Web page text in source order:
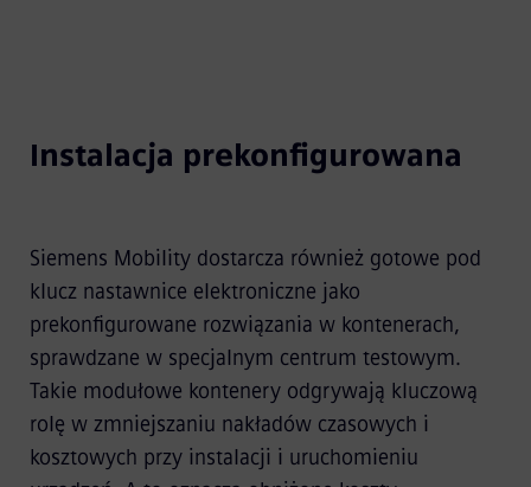
Instalacja prekonfigurowana
Siemens Mobility dostarcza również gotowe pod
klucz nastawnice elektroniczne jako
prekonfigurowane rozwiązania w kontenerach,
sprawdzane w specjalnym centrum testowym.
Takie modułowe kontenery odgrywają kluczową
rolę w zmniejszaniu nakładów czasowych i
kosztowych przy instalacji i uruchomieniu